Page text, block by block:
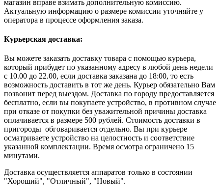
магазин вправе взимать дополнительную комиссию.
Актуальную информацию о размере комиссии уточняйте у
оператора в процессе оформления заказа.
Курьерская доставка:
Вы можете заказать доставку товара с помощью курьера,
который прибудет по указанному адресу в любой день недели
с 10.00 до 22.00, если доставка заказана до 18:00, то есть
возможность доставить в тот же день. Курьер обязательно Вам
позвонит перед выездом. Доставка по городу предоставляется
бесплатно, если вы покупаете устройство, в противном случае
при отказе от покупки без уважительной причины доставка
оплачивается в размере 500 рублей. Стоимость доставки в
пригороды обговаривается отдельно. Вы при курьере
осматриваете устройство на целостность и соответствие
указанной комплектации. Время осмотра ограничено 15
минутами.
Доставка осуществляется аппаратов только в состоянии
"Хороший", "Отличный", "Новый".